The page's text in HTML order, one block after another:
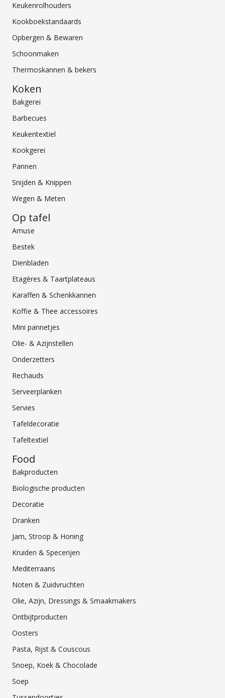
Keukenrolhouders
Kookboekstandaards
Opbergen & Bewaren
Schoonmaken
Thermoskannen & bekers
Koken
Bakgerei
Barbecues
Keukentextiel
Kookgerei
Pannen
Snijden & Knippen
Wegen & Meten
Op tafel
Amuse
Bestek
Dienbladen
Etagères & Taartplateaus
Karaffen & Schenkkannen
Koffie & Thee accessoires
Mini pannetjes
Olie- & Azijnstellen
Onderzetters
Rechauds
Serveerplanken
Servies
Tafeldecoratie
Tafeltextiel
Food
Bakproducten
Biologische producten
Decoratie
Dranken
Jam, Stroop & Honing
Kruiden & Specerijen
Mediterraans
Noten & Zuidvruchten
Olie, Azijn, Dressings & Smaakmakers
Ontbijtproducten
Oosters
Pasta, Rijst & Couscous
Snoep, Koek & Chocolade
Soep